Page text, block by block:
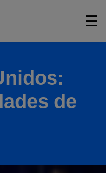
☰
×
de